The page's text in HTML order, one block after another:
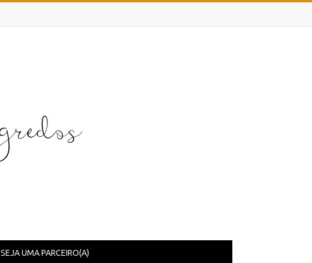
SEJA UMA PARCEIRO(A)